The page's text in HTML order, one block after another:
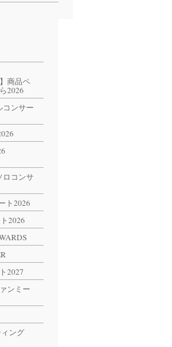
商品ペ
2026
ンサー
コンサ
ト2026
2026
2027
ンミー
ング